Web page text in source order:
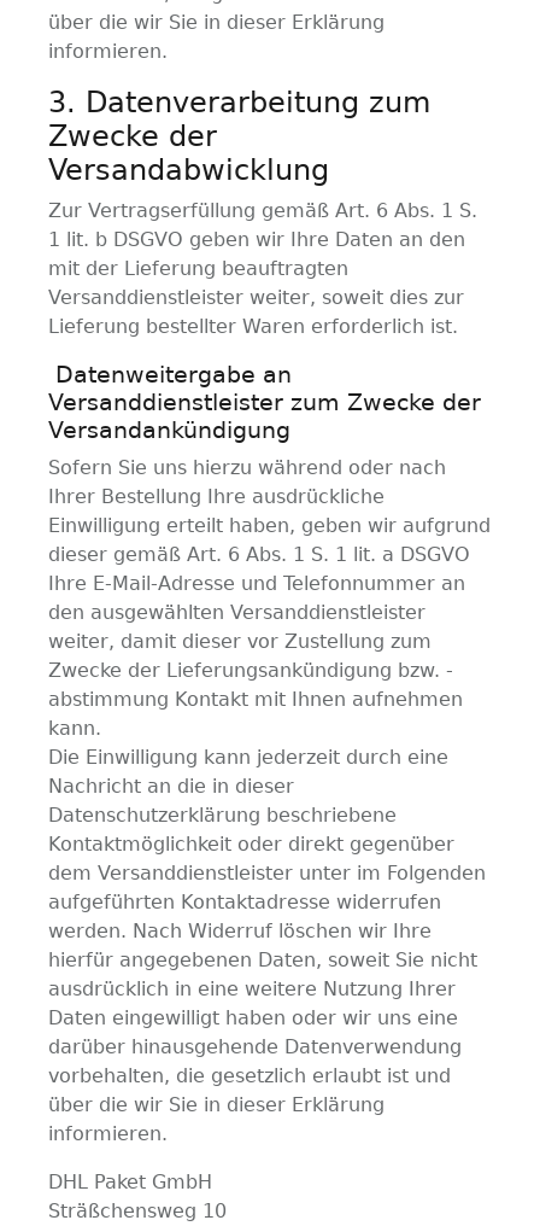
über die wir Sie in dieser Erklärung
informieren.
3. Datenverarbeitung zum
Zwecke der
Versandabwicklung
Zur Vertragserfüllung gemäß Art. 6 Abs. 1 S.
1 lit. b DSGVO geben wir Ihre Daten an den
mit der Lieferung beauftragten
Versanddienstleister weiter, soweit dies zur
Lieferung bestellter Waren erforderlich ist.
Datenweitergabe an
Versanddienstleister zum Zwecke der
Versandankündigung
Sofern Sie uns hierzu während oder nach
Ihrer Bestellung Ihre ausdrückliche
Einwilligung erteilt haben, geben wir aufgrund
dieser gemäß Art. 6 Abs. 1 S. 1 lit. a DSGVO
Ihre E-Mail-Adresse und Telefonnummer an
den ausgewählten Versanddienstleister
weiter, damit dieser vor Zustellung zum
Zwecke der Lieferungsankündigung bzw. -
abstimmung Kontakt mit Ihnen aufnehmen
kann.
Die Einwilligung kann jederzeit durch eine
Nachricht an die in dieser
Datenschutzerklärung beschriebene
Kontaktmöglichkeit oder direkt gegenüber
dem Versanddienstleister unter im Folgenden
aufgeführten Kontaktadresse widerrufen
werden. Nach Widerruf löschen wir Ihre
hierfür angegebenen Daten, soweit Sie nicht
ausdrücklich in eine weitere Nutzung Ihrer
Daten eingewilligt haben oder wir uns eine
darüber hinausgehende Datenverwendung
vorbehalten, die gesetzlich erlaubt ist und
über die wir Sie in dieser Erklärung
informieren.
DHL Paket GmbH
Sträßchensweg 10